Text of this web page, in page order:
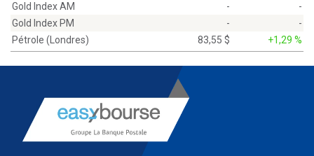
Gold Index AM
-
-
Gold Index PM
-
-
Pétrole (Londres)
83,55 $ +1,29 %